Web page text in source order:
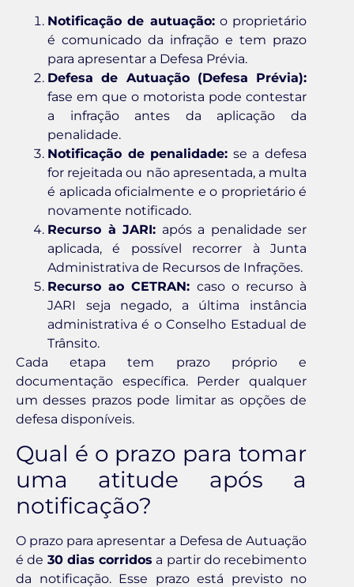
Notificação de autuação:o proprietário
é comunicado da infração e tem prazo
para apresentar a Defesa Prévia.
Defesa de Autuação (Defesa Prévia):
fase em que o motorista pode contestar
a infração antes da aplicação da
penalidade.
Notificação de penalidade: se a defesa
for rejeitada ou não apresentada, a multa
é aplicada oficialmente e o proprietário é
novamente notificado.
Recurso à JARI: após a penalidade ser
aplicada, é possível recorrer à Junta
Administrativa de Recursos de Infrações.
Recurso ao CETRAN: caso o recurso à
JARI seja negado, a última instância
administrativa é o Conselho Estadual de
Trânsito.
Cada etapa tem prazo próprio e
documentação específica. Perder qualquer
um desses prazos pode limitar as opções de
defesa disponíveis.
Qual é o prazo para tomar
uma atitude após a
notificação?
O prazo para apresentar a Defesa de Autuação
é de 30 dias corridos a partir do recebimento
da notificação. Esse prazo está previsto no